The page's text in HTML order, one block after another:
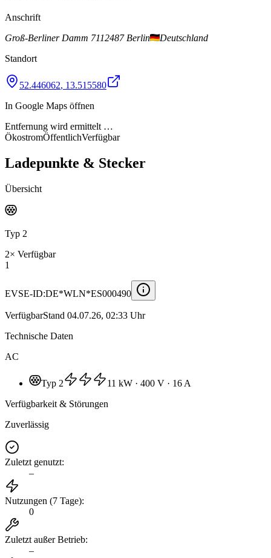
Anschrift
Groß-Berliner Damm 7112487 Berlin
Deutschland
Standort
52.446062, 13.515580
In Google Maps öffnen
Entfernung wird ermittelt …
ÖkostromÖffentlichVerfügbar
Ladepunkte & Stecker
Übersicht
Typ 2
2× Verfügbar
1
EVSE-ID:DE*WLN*ES000490
VerfügbarStand 04.07.26, 02:33 Uhr
Technische Daten
AC
Typ 2 11 kW · 400 V · 16 A
Verfügbarkeit & Störungen
Zuverlässig
Zuletzt genutzt:
–
Nutzungen (7 Tage):
0
Zuletzt außer Betrieb:
–